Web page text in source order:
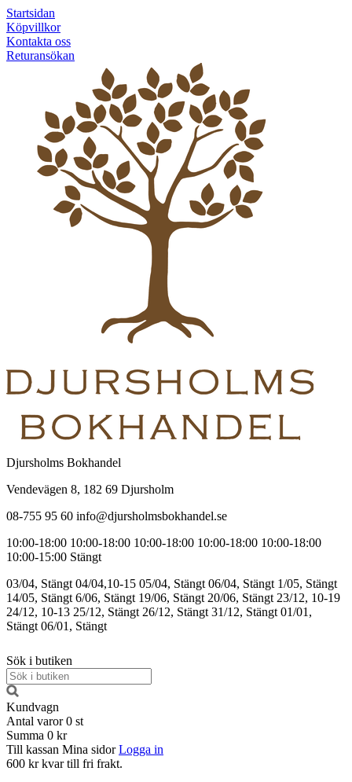
Startsidan
Köpvillkor
Kontakta oss
Returansökan
Djursholms Bokhandel
Vendevägen 8, 182 69 Djursholm
08-755 95 60 info@djursholmsbokhandel.se
10:00-18:00 10:00-18:00 10:00-18:00 10:00-18:00 10:00-18:00
10:00-15:00 Stängt
03/04, Stängt 04/04,10-15 05/04, Stängt 06/04, Stängt 1/05, Stängt
14/05, Stängt 6/06, Stängt 19/06, Stängt 20/06, Stängt 23/12, 10-19
24/12, 10-13 25/12, Stängt 26/12, Stängt 31/12, Stängt 01/01,
Stängt 06/01, Stängt
Sök i butiken
Kundvagn
Antal varor 0 st
Summa 0 kr
Till kassan Mina sidor Logga in
600 kr kvar till fri frakt.